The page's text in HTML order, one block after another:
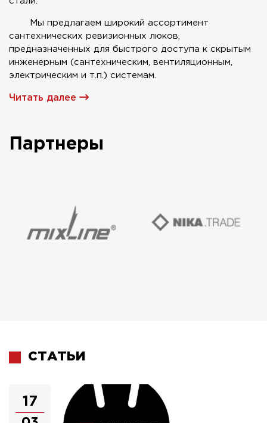
Мы предлагаем широкий ассортимент
сантехнических ревизионных люков,
предназначенных для быстрого доступа к скрытым
инженерным (сантехническим, вентиляционным,
электрическим и т.п.) системам.
Читать далее
Партнеры
СТАТЬИ
17